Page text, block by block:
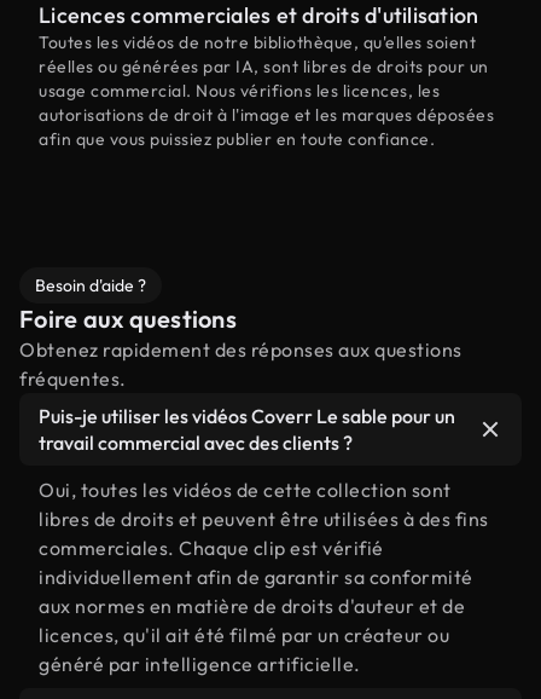
Licences commerciales et droits d'utilisation
Toutes les vidéos de notre bibliothèque, qu'elles soient
réelles ou générées par IA, sont libres de droits pour un
usage commercial. Nous vérifions les licences, les
autorisations de droit à l'image et les marques déposées
afin que vous puissiez publier en toute confiance.
Besoin d'aide ?
Foire aux questions
Obtenez rapidement des réponses aux questions
fréquentes.
Puis-je utiliser les vidéos Coverr Le sable pour un
travail commercial avec des clients ?
Oui, toutes les vidéos de cette collection sont
libres de droits et peuvent être utilisées à des fins
commerciales. Chaque clip est vérifié
individuellement afin de garantir sa conformité
aux normes en matière de droits d'auteur et de
licences, qu'il ait été filmé par un créateur ou
généré par intelligence artificielle.